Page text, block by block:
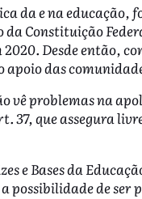
da e na educação,
Constituição
Desde então,
das
vê problemas na
37, que assegura
e Bases da
de ser